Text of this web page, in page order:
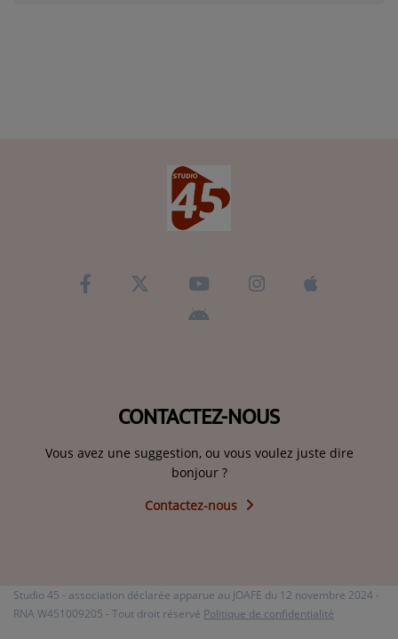
CONTACTEZ-NOUS
Vous avez une suggestion, ou vous voulez juste dire
bonjour ?
Contactez-nous
Studio 45 - association déclarée apparue au JOAFE du 12 novembre 2024 -
RNA W451009205 - Tout droit réservé Politique de confidentialité